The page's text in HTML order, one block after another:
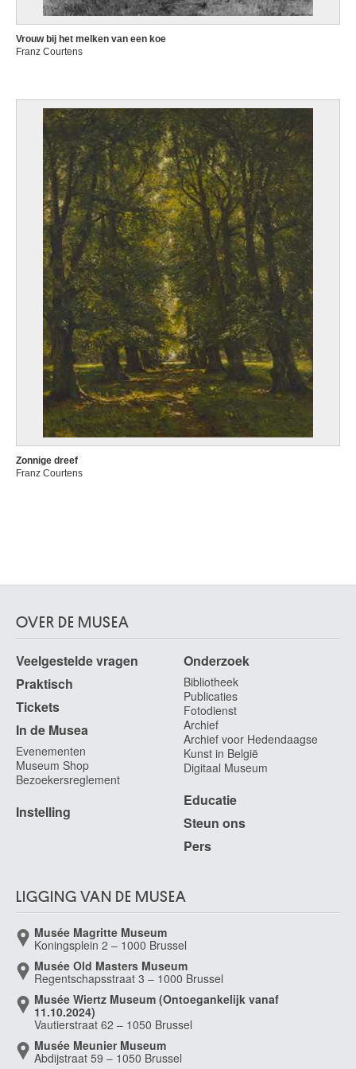
Vrouw bij het melken van een koe
Franz Courtens
Zonnige dreef
Franz Courtens
OVER DE MUSEA
Veelgestelde vragen
Praktisch
Tickets
In de Musea
Evenementen
Museum Shop
Bezoekersreglement
Instelling
Onderzoek
Bibliotheek
Publicaties
Fotodienst
Archief
Archief voor Hedendaagse
Kunst in België
Digitaal Museum
Educatie
Steun ons
Pers
LIGGING VAN DE MUSEA
Musée Magritte Museum
Koningsplein 2 – 1000 Brussel
Musée Old Masters Museum
Regentschapsstraat 3 – 1000 Brussel
Musée Wiertz Museum (Ontoegankelijk vanaf
11.10.2024)
Vautierstraat 62 – 1050 Brussel
Musée Meunier Museum
Abdijstraat 59 – 1050 Brussel